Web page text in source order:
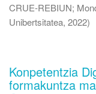
CRUE-REBIUN;
Unibertsitatea, 2022)
Konpetentzia
formakuntza